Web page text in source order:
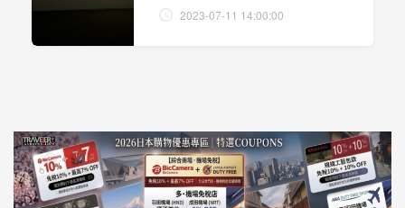
2023-07-11 14:00:00